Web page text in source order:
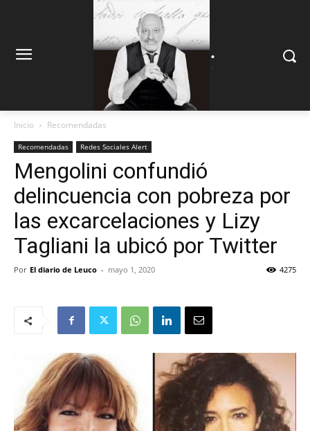
.
Inicio Recomendadas
Recomendadas Redes Sociales Alert
Mengolini confundió
delincuencia con pobreza por
las excarcelaciones y Lizy
Tagliani la ubicó por Twitter
Por El diario de Leuco - mayo 1, 2020 4275